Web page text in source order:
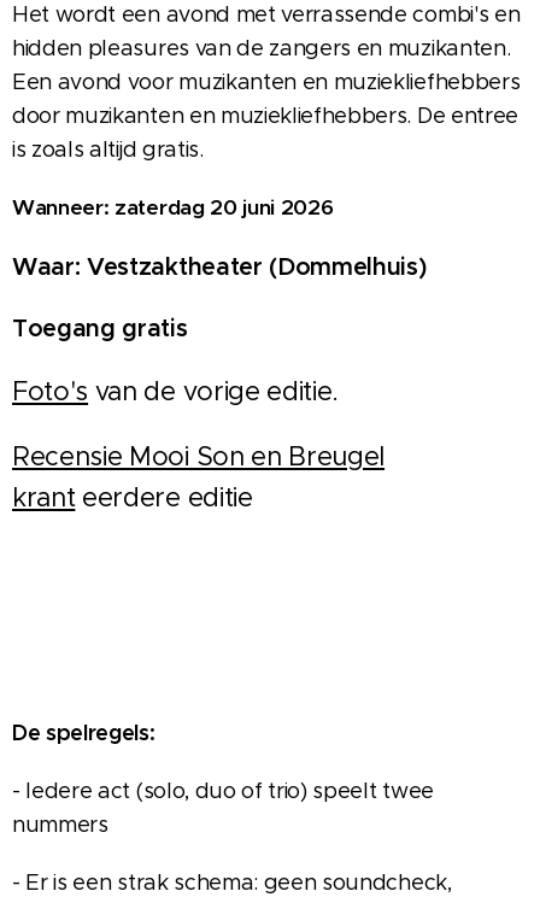
Het wordt een avond met verrassende combi's en
hidden pleasures van de zangers en muzikanten.
Een avond voor muzikanten en muziekliefhebbers
door muzikanten en muziekliefhebbers. De entree
is zoals altijd gratis.
Wanneer: zaterdag 20 juni 2026
Waar: Vestzaktheater (Dommelhuis)
Toegang gratis
Foto's van de vorige editie.
Recensie Mooi Son en Breugel
kranteerdere editie
De spelregels:
- Iedere act (solo, duo of trio) speelt twee
nummers
- Er is een strak schema: geen soundcheck,